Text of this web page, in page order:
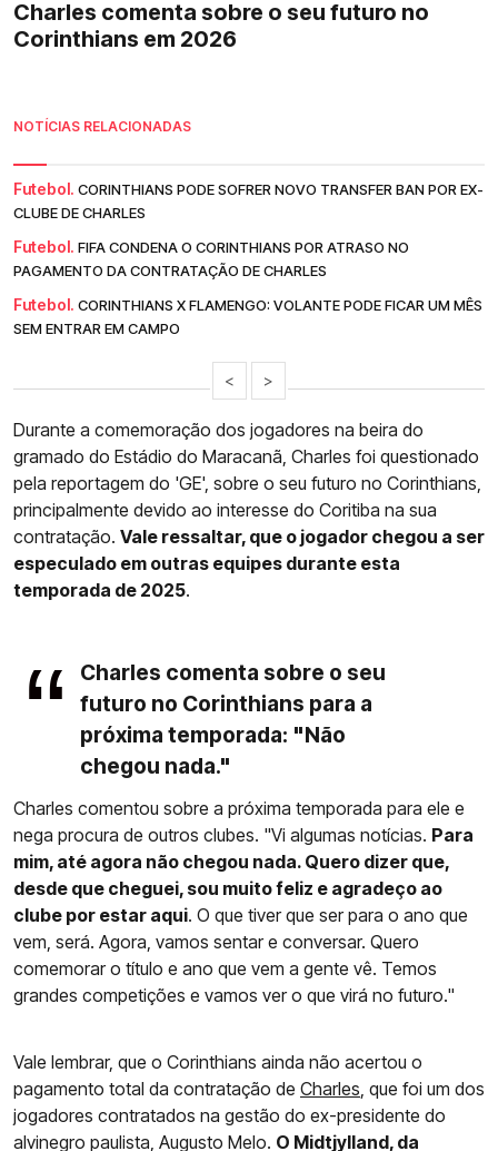
Charles comenta sobre o seu futuro no
Corinthians em 2026
NOTÍCIAS RELACIONADAS
Futebol. CORINTHIANS PODE SOFRER NOVO TRANSFER BAN POR EX-
CLUBE DE CHARLES
Futebol. FIFA CONDENA O CORINTHIANS POR ATRASO NO
PAGAMENTO DA CONTRATAÇÃO DE CHARLES
Futebol. CORINTHIANS X FLAMENGO: VOLANTE PODE FICAR UM MÊS
SEM ENTRAR EM CAMPO
< >
Durante a comemoração dos jogadores na beira do
gramado do Estádio do Maracanã, Charles foi questionado
pela reportagem do 'GE', sobre o seu futuro no Corinthians,
principalmente devido ao interesse do Coritiba na sua
contratação. Vale ressaltar, que o jogador chegou a ser
especulado em outras equipes durante esta
temporada de 2025.
Charles comenta sobre o seu
futuro no Corinthians para a
próxima temporada: "Não
chegou nada."
Charles comentou sobre a próxima temporada para ele e
nega procura de outros clubes. "Vi algumas notícias. Para
mim, até agora não chegou nada. Quero dizer que,
desde que cheguei, sou muito feliz e agradeço ao
clube por estar aqui. O que tiver que ser para o ano que
vem, será. Agora, vamos sentar e conversar. Quero
comemorar o título e ano que vem a gente vê. Temos
grandes competições e vamos ver o que virá no futuro."
Vale lembrar, que o Corinthians ainda não acertou o
pagamento total da contratação de Charles, que foi um dos
jogadores contratados na gestão do ex-presidente do
alvinegro paulista, Augusto Melo. O Midtjylland, da